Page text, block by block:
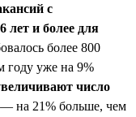
с
лет и более для
более 800
году уже на 9%
число
— на 21% больше, чем